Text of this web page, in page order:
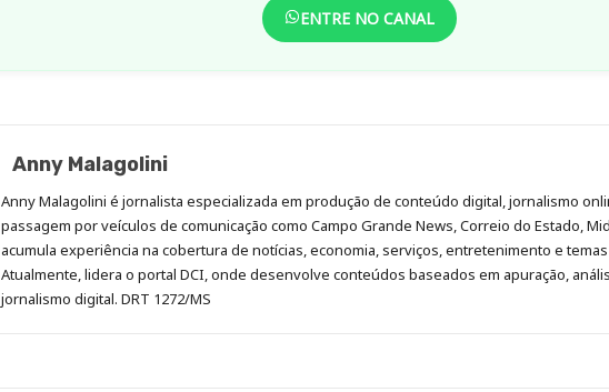
ENTRE NO CANAL
Anny Malagolini
Anny Malagolini é jornalista especializada em produção de conteúdo digital, jornalismo
passagem por veículos de comunicação como Campo Grande News, Correio do Estado,
acumula experiência na cobertura de notícias, economia, serviços, entretenimento e
Atualmente, lidera o portal DCI, onde desenvolve conteúdos baseados em apuração,
jornalismo digital. DRT 1272/MS